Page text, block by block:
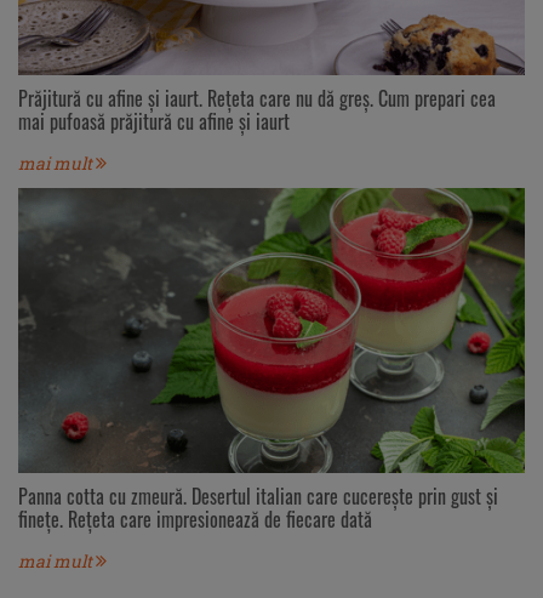
Prăjitură cu afine și iaurt. Rețeta care nu dă greș. Cum prepari cea
mai pufoasă prăjitură cu afine și iaurt
mai mult
Panna cotta cu zmeură. Desertul italian care cucerește prin gust și
finețe. Rețeta care impresionează de fiecare dată
mai mult